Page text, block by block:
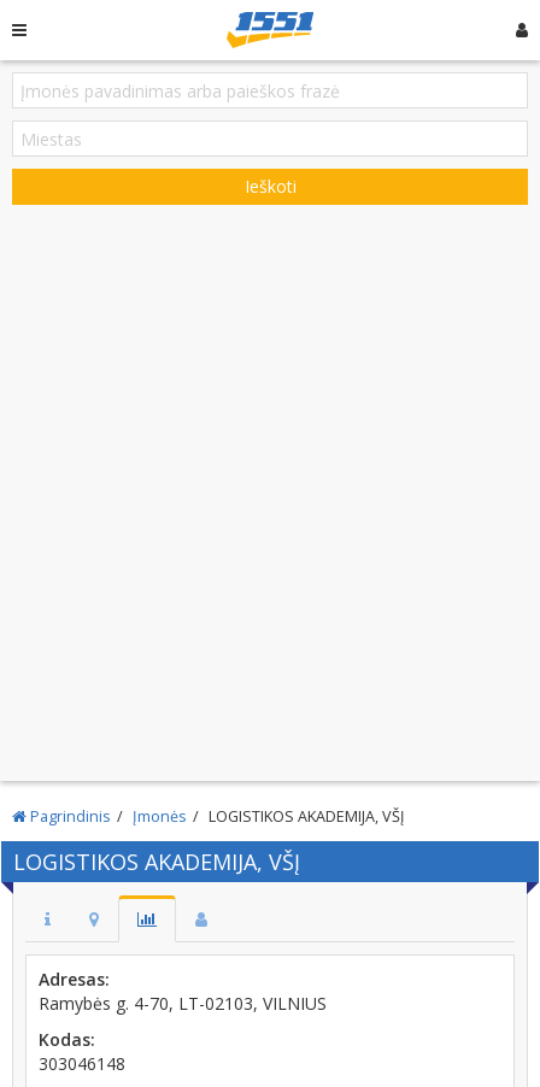
Ieškoti
Pagrindinis Įmonės LOGISTIKOS AKADEMIJA, VŠĮ
LOGISTIKOS AKADEMIJA, VŠĮ
Adresas:
Ramybės g. 4-70, LT-02103, VILNIUS
Kodas:
303046148